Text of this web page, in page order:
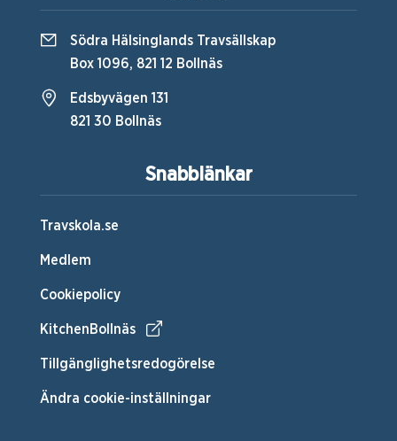
Snabblänkar
Travskola.se
Medlem
Cookiepolicy
KitchenBollnäs
Tillgänglighetsredogörelse
Ändra cookie-inställningar
Södra Hälsinglands Travsällskap
Box 1096, 821 12 Bollnäs
Edsbyvägen 131
821 30 Bollnäs